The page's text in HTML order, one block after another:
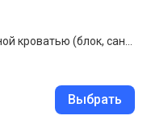
Выбрать